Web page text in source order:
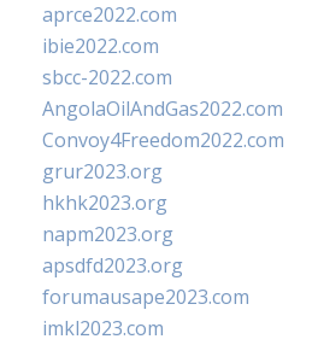
aprce2022.com
ibie2022.com
sbcc-2022.com
AngolaOilAndGas2022.com
Convoy4Freedom2022.com
grur2023.org
hkhk2023.org
napm2023.org
apsdfd2023.org
forumausape2023.com
imkl2023.com